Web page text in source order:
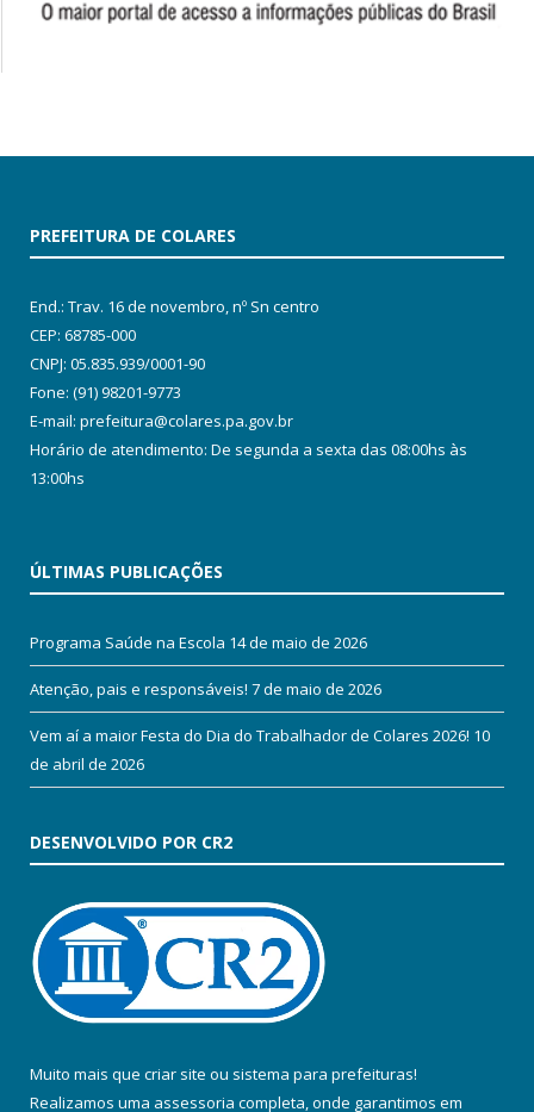
PREFEITURA DE COLARES
End.: Trav. 16 de novembro, nº Sn centro
CEP: 68785-000
CNPJ: 05.835.939/0001-90
Fone: (91) 98201-9773
E-mail: prefeitura@colares.pa.gov.br
Horário de atendimento: De segunda a sexta das 08:00hs às
13:00hs
ÚLTIMAS PUBLICAÇÕES
Programa Saúde na Escola 14 de maio de 2026
Atenção, pais e responsáveis! 7 de maio de 2026
Vem aí a maior Festa do Dia do Trabalhador de Colares 2026! 10
de abril de 2026
DESENVOLVIDO POR CR2
Muito mais que criar site ou sistema para prefeituras!
Realizamos uma assessoria completa, onde garantimos em